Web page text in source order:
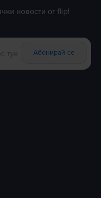
новости от flip!
Абонирай се